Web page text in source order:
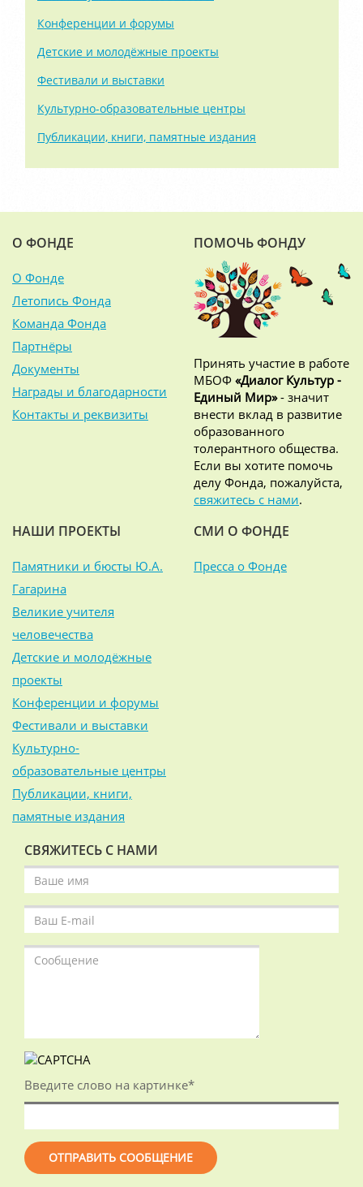
Конференции и форумы
Детские и молодёжные проекты
Фестивали и выставки
Культурно-образовательные центры
Публикации, книги, памятные издания
О ФОНДЕ
О Фонде
Летопись Фонда
Команда Фонда
Партнёры
Документы
Награды и благодарности
Контакты и реквизиты
ПОМОЧЬ ФОНДУ
Принять участие в работе
МБОФ «Диалог Культур -
Единый Мир»- значит
внести вклад в развитие
образованного
толерантного общества.
Если вы хотите помочь
делу Фонда, пожалуйста,
свяжитесь с нами.
НАШИ ПРОЕКТЫ
Памятники и бюсты Ю.А.
Гагарина
Великие учителя
человечества
Детские и молодёжные
проекты
Конференции и форумы
Фестивали и выставки
Культурно-
образовательные центры
Публикации, книги,
памятные издания
СМИ О ФОНДЕ
Пресса о Фонде
СВЯЖИТЕСЬ С НАМИ
Введите слово на картинке*